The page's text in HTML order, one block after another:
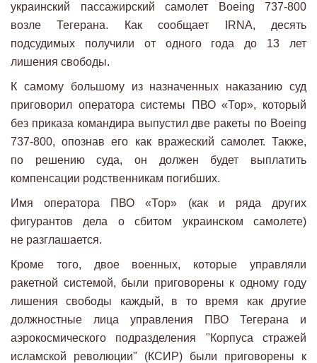
украинский пассажирский самолет Boeing 737-800
возле Тегерана. Как сообщает IRNA, десять
подсудимых получили от одного года до 13 лет
лишения свободы.
К самому большому из назначенных наказанию суд
приговорил оператора системы ПВО «Тор», который
без приказа командира выпустил две ракеты по Boeing
737-800, опознав его как вражеский самолет. Также,
по решению суда, он должен будет выплатить
компенсации родственникам погибших.
Имя оператора ПВО «Тор» (как и ряда других
фигурантов дела о сбитом украинском самолете)
не разглашается.
Кроме того, двое военных, которые управляли
ракетной системой, были приговорены к одному году
лишения свободы каждый, в то время как другие
должностные лица управления ПВО Тегерана и
аэрокосмического подразделения "Корпуса стражей
исламской революции" (КСИР) были приговорены к